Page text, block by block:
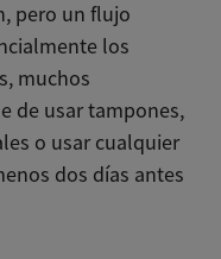
pero un flujo
los
muchos
de usar tampones,
o usar cualquier
dos días antes